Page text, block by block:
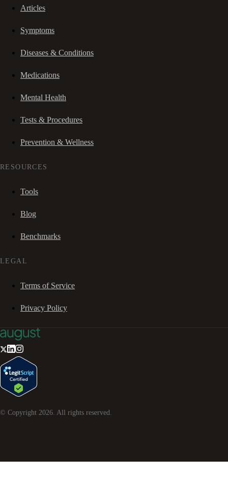
Articles
Symptoms
Diseases & Conditions
Medications
Mental Health
Tests & Procedures
Prevention & Wellness
RESOURCES
Tools
Blog
Benchmarks
LEGAL
Terms of Service
Privacy Policy
© Copyright 2026 . All rights reserved.